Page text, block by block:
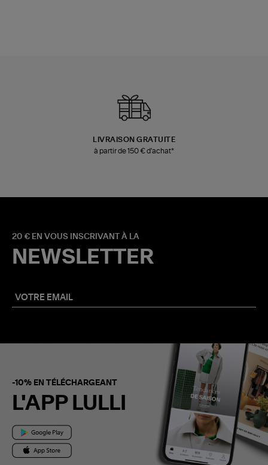
LIVRAISON GRATUITE
à partir de 150 € d'achat*
20 € EN VOUS INSCRIVANT À LA
NEWSLETTER
-10% EN TÉLÉCHARGEANT
L'APP LULLI